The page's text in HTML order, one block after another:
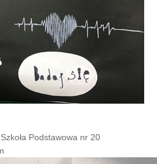
Szkoła Podstawowa nr 20